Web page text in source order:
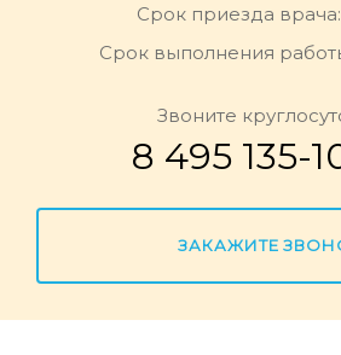
Срок приезда врача:
Срок выполнения
Звоните
8 495 135-
ЗАКАЖИТЕ